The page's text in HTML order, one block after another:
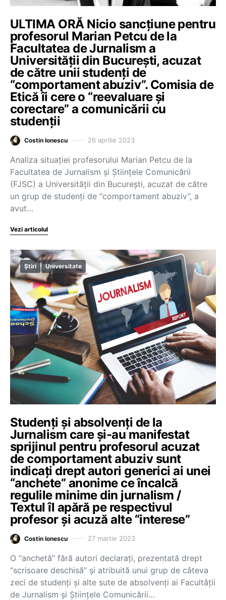
ULTIMA ORĂ Nicio sancțiune pentru
profesorul Marian Petcu de la
Facultatea de Jurnalism a
Universității din București, acuzat
de către unii studenți de
“comportament abuziv”. Comisia de
Etică îi cere o “reevaluare și
corectare” a comunicării cu
studenții
Costin Ionescu 26 aprilie 2023
Analiza situației profesorului Marian Petcu de la
Facultatea de Jurnalism și Științele Comunicării
(FJSC) a Universității din București, acuzat de către
un grup de studenți de “comportament abuziv”, a
avut…
Vezi articolul
Știri Universitate
Studenți și absolvenți de la
Jurnalism care și-au manifestat
sprijinul pentru profesorul acuzat
de comportament abuziv sunt
indicați drept autori generici ai unei
“anchete” anonime ce încalcă
regulile minime din jurnalism /
Textul îl apără pe respectivul
profesor și acuză alte “interese”
Costin Ionescu 27 martie 2023
O “anchetă” fără autori declarați, prezentată drept
“scrisoare deschisă” și atribuită unui grup de câteva
zeci de studenți și alte sute de absolvenți ai Facultății
de Jurnalism și Științele Comunicării…